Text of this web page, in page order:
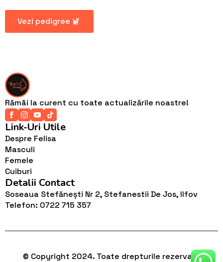
Vezi pedigree
Rămâi la curent cu toate actualizările noastre!
Link-Uri Utile
Despre Felisa
Masculi
Femele
Cuiburi
Detalii Contact
Soseaua Stefănești Nr 2, Stefanestii De Jos, Ilfov
Telefon: 0722 715 357
© Copyright 2024. Toate drepturile rezervate